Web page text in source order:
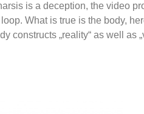
is a deception, the video
What is true is the body,
constructs „reality“ as well as